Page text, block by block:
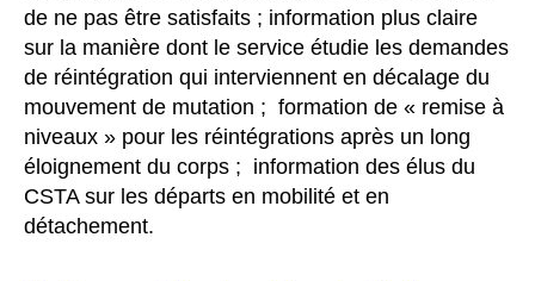
de ne pas être satisfaits ; information plus claire
sur la manière dont le service étudie les demandes
de réintégration qui interviennent en décalage du
mouvement de mutation ; formation de « remise à
niveaux » pour les réintégrations après un long
éloignement du corps ; information des élus du
CSTA sur les départs en mobilité et en
détachement.